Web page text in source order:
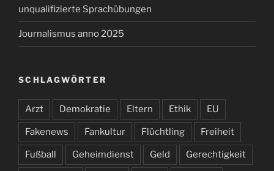
unqualifizierte Sprachübungen
Journalismus anno 2025
SCHLAGWÖRTER
Arzt Demokratie Eltern Ethik EU
Fakenews Fankultur Flüchtling Freiheit
Fußball Geheimdienst Geld Gerechtigkeit